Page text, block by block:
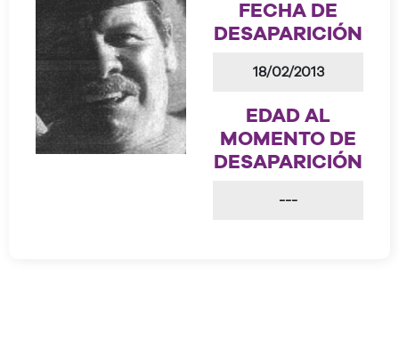
FECHA DE
DESAPARICIÓN
18/02/2013
EDAD AL
MOMENTO DE
DESAPARICIÓN
---